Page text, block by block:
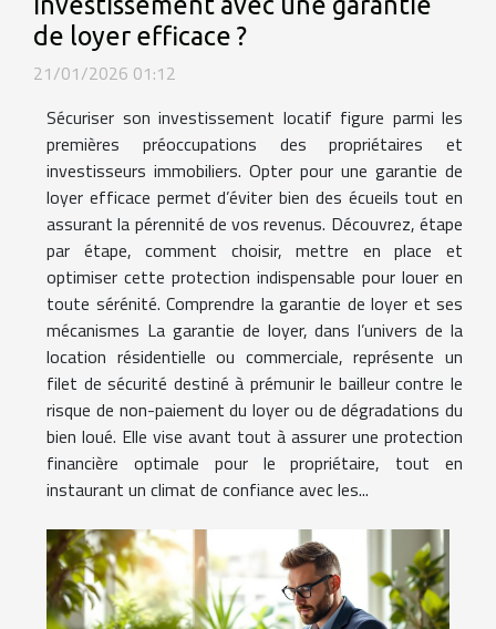
de loyer efficace ?
21/01/2026 01:12
Sécuriser son investissement locatif figure parmi les
premières préoccupations des propriétaires et
investisseurs immobiliers. Opter pour une garantie de
loyer efficace permet d’éviter bien des écueils tout en
assurant la pérennité de vos revenus. Découvrez, étape
par étape, comment choisir, mettre en place et
optimiser cette protection indispensable pour louer en
toute sérénité. Comprendre la garantie de loyer et ses
mécanismes La garantie de loyer, dans l’univers de la
location résidentielle ou commerciale, représente un
filet de sécurité destiné à prémunir le bailleur contre le
risque de non-paiement du loyer ou de dégradations du
bien loué. Elle vise avant tout à assurer une protection
financière optimale pour le propriétaire, tout en
instaurant un climat de confiance avec les...